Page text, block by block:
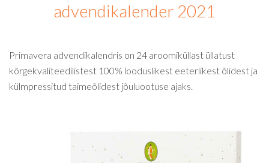
advendikalender 2021
Primavera advendikalendris on 24 aroomiküllast üllatust
kõrgekvaliteedilistest 100% looduslikest eeterlikest õlidest ja
külmpressitud taimeõlidest jõuluootuse ajaks.